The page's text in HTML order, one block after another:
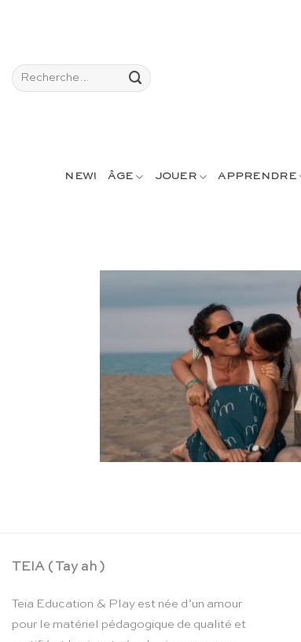
Recherche
pour :
NEW! ÂGE JOUER APPRENDRE
TEIA ( Tay ah )
Teia Education & Play est née d’un amour
pour le matériel pédagogique de qualité et